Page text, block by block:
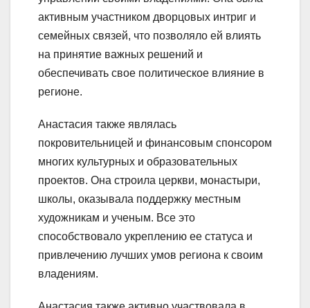
активным участником дворцовых интриг и
семейных связей, что позволяло ей влиять
на принятие важных решений и
обеспечивать свое политическое влияние в
регионе.
Анастасия также являлась
покровительницей и финансовым спонсором
многих культурных и образовательных
проектов. Она строила церкви, монастыри,
школы, оказывала поддержку местным
художникам и ученым. Все это
способствовало укреплению ее статуса и
привлечению лучших умов региона к своим
владениям.